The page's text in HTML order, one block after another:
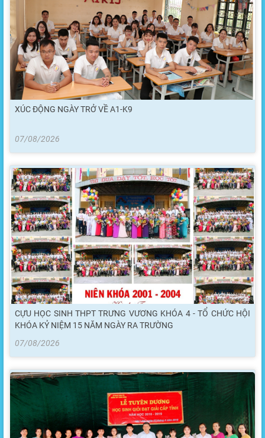
XÚC ĐỘNG NGÀY TRỞ VỀ A1-K9
07/08/2026
CỰU HỌC SINH THPT TRƯNG VƯƠNG KHÓA 4 - TỔ CHỨC HỘI
KHÓA KỶ NIỆM 15 NĂM NGÀY RA TRƯỜNG
07/08/2026